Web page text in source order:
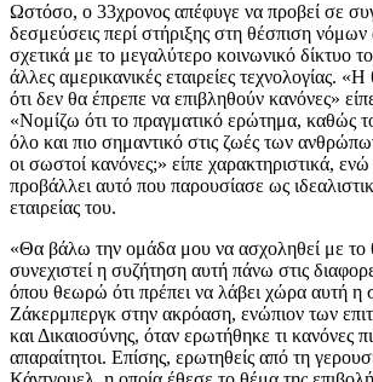
Ωστόσο, ο 33χρονος απέφυγε να προβεί σε
δεσμεύσεις περί στήριξης στη θέσπιση
σχετικά με το μεγαλύτερο κοινωνικό δίκτυο
άλλες αμερικανικές εταιρείες τεχνολογίας.
ότι δεν θα έπρεπε να επιβληθούν κανόνες»
«Νομίζω ότι το πραγματικό ερώτημα, καθώς το
όλο και πιο σημαντικό στις ζωές των
οι σωστοί κανόνες;» είπε χαρακτηριστικά,
προβάλλει αυτό που παρουσίασε ως
εταιρείας του.
«Θα βάλω την ομάδα μου να ασχοληθεί με το
συνεχιστεί η συζήτηση αυτή πάνω στις
όπου θεωρώ ότι πρέπει να λάβει χώρα αυτή η
Ζάκερμπεργκ στην ακρόαση, ενώπιον των
και Δικαιοσύνης, όταν ερωτήθηκε τι κανόνες
απαραίτητοι. Επίσης, ερωτηθείς από τη